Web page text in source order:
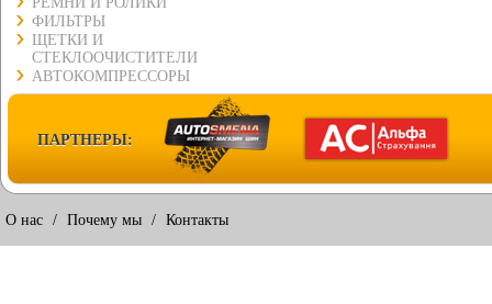
ФИЛЬТРЫ
ЩЕТКИ И
СТЕКЛООЧИСТИТЕЛИ
АВТОКОМПРЕССОРЫ
ПАРТНЕРЫ:
О нас / Почему мы / Контакты